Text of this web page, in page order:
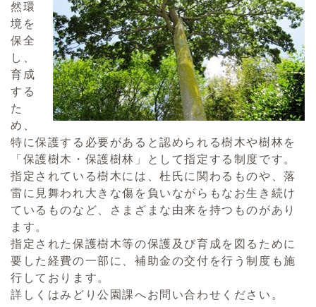
然環
境を
保全
し、
育成
する
た
め、
特に保護する必要があると認められる樹木や樹林を
「保護樹木・保護樹林」として指定する制度です。
指定されている樹木には、杜氏に関わるものや、落
雷に見舞われ大きな傷を負いながらもなお生き続け
ているものなど、さまざまな由来を持つものがあり
ます。
指定された保護樹木等の保護及び育成を図るために
要した経費の一部に、補助金の交付を行う制度も施
行しております。
詳しくはみどり公園課へお問い合わせください。